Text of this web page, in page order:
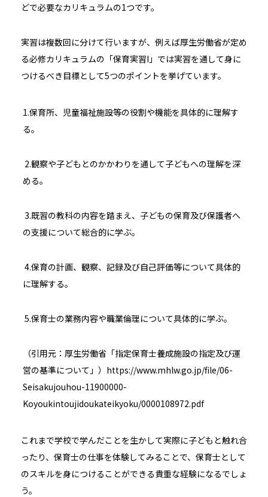
どで必要なカリキュラムの1つです。
実習は複数回に分けて行いますが、例えば厚生労働省が定め
る必修カリキュラムの 「保育実習I」では実習を通して身に
つけるべき目標として5つのポイントを挙げています。
1.保育所、児童福祉施設等の役割や機能を具体的に理解す
る。
2.観察や子どもとのかかわりを通して子どもへの理解を深
める。
3.既習の教科の内容を踏まえ、子どもの保育及び保護者へ
の支援について総合的に学ぶ。
4.保育の計画、観察、記録及び自己評価等について具体的
に理解する。
5.保育士の業務内容や職業倫理について具体的に学ぶ。
（引用元：厚生労働省「指定保育士養成施設の指定及び運
営の基準について」） https://www.mhlw.go.jp/file/06-
Seisakujouhou-11900000-
Koyoukintoujidoukateikyoku/0000108972.pdf
これまで学校で学んだことを生かして実際に子どもと触れ合
ったり、保育士の仕事を体験してみることで、保育士として
のスキルを身につけることができる貴重な経験になるでしょ
う。